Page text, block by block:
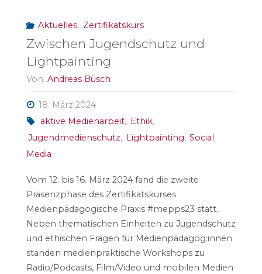
Aktuelles, Zertifikatskurs
Zwischen Jugendschutz und
Lightpainting
Von Andreas Büsch
18. März 2024
aktive Medienarbeit, Ethik,
Jugendmedienschutz, Lightpainting, Social
Media
Vom 12. bis 16. März 2024 fand die zweite
Präsenzphase des Zertifikatskurses
Medienpädagogische Praxis #mepps23 statt.
Neben thematischen Einheiten zu Jugendschutz
und ethischen Fragen für Medienpädagog:innen
standen medienpraktische Workshops zu
Radio/Podcasts, Film/Video und mobilen Medien